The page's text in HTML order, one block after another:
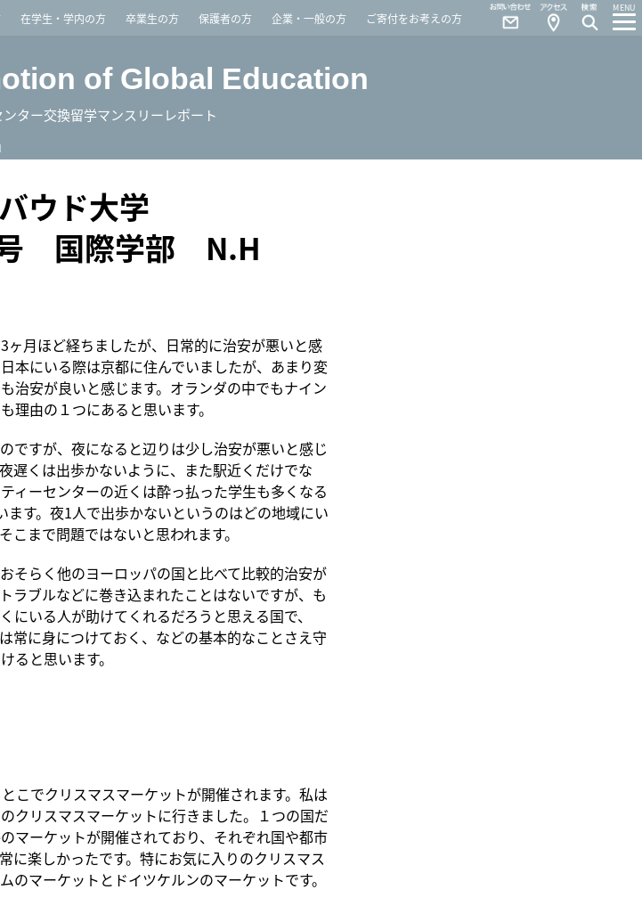
在学生・学内の方 卒業生の方 保護者の方 企業・一般の方 ご寄付をお考えの方
MENU
Access
Contact
of Global Education
ター交換留学マンスリーレポート
ウド大学
国際学部 N.H
月ほど経ちましたが、日常的に治安が悪いと感
本にいる際は京都に住んでいましたが、あまり変
治安が良いと感じます。オランダの中でもナイン
理由の１つにあると思います。
ですが、夜になると辺りは少し治安が悪いと感じ
遅くは出歩かないように、また駅近くだけでな
ィーセンターの近くは酔っ払った学生も多くなる
す。夜1人で出歩かないというのはどの地域にい
まで問題ではないと思われます。
そらく他のヨーロッパの国と比べて比較的治安が
ラブルなどに巻き込まれたことはないですが、も
にいる人が助けてくれるだろうと思える国で、
常に身につけておく、などの基本的なことさえ守
ると思います。
こでクリスマスマーケットが開催されます。私は
クリスマスマーケットに行きました。１つの国だ
マーケットが開催されており、それぞれ国や都市
に楽しかったです。特にお気に入りのクリスマス
のマーケットとドイツケルンのマーケットです。